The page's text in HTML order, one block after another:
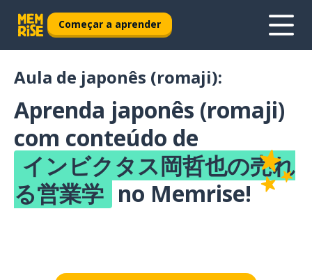
Começar a aprender
Aula de japonês (romaji):
Aprenda japonês (romaji)
com conteúdo de
インビクタス岡哲也の売れ
る営業学 no Memrise!